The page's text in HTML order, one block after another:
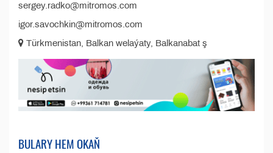
sergey.radko@mitromos.com
igor.savochkin@mitromos.com
Türkmenistan, Balkan welaýaty, Balkanabat ş
BULARY HEM OKAŇ